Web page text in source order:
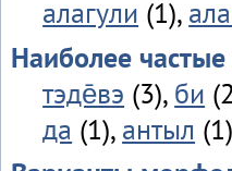
алагули (1),
Наиболее
тэде̄вэ (3), би
да (1), антыл